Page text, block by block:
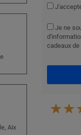
Aix
Je ne
cadeaux de